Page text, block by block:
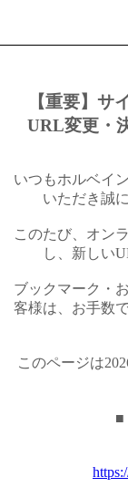
【重要】サ
URL変更・
いつもホルベイ
いただき誠
このたび、オン
し、新しい
ブックマーク・
客様は、お手数
このページは
■